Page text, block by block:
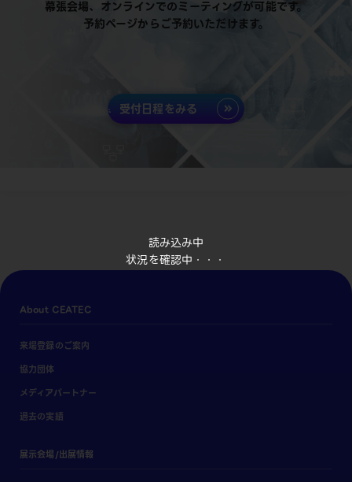
読み込み中
状況を確認中・・・
幕張会場、オンラインでのミーティングが可能です。
予約ページからご予約いただけます。
受付日程をみる
About CEATEC
来場登録のご案内
協力団体
メディアパートナー
過去の実績
展示会場/出展情報